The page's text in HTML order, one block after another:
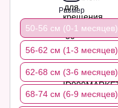
Размер
50-56 см (0-1 месяцев)
56-62 см (1-3 месяцев)
62-68 см (3-6 месяцев)
68-74 см (6-9 месяцев)